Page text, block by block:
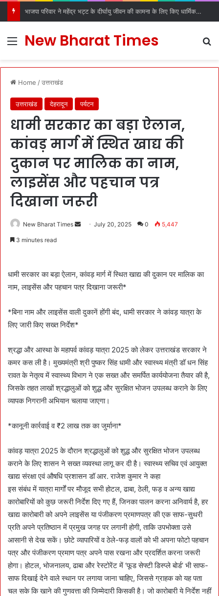
भाजपा परिवार ने महेंद्र भट्ट के दीर्घायु जीवन की कामना के लिए किए धार्मिक अनुष्ठान
Menu
New Bharat Times
Home /उत्तराखंड
उत्तराखंड देहरादून पर्यटन
धामी सरकार का बड़ा ऐलान,
कांवड़ मार्ग में स्थित खाद्य की
दुकान पर मालिक का नाम,
लाइसेंस और पहचान पत्र
दिखाना जरूरी
New Bharat Times
a
n
a
July 20, 2025 0 5,447
3 minutes read
धामी सरकार का बड़ा ऐलान, कांवड़ मार्ग में स्थित खाद्य की दुकान पर मालिक का
नाम, लाइसेंस और पहचान पत्र दिखाना जरूरी*
*बिना नाम और लाइसेंस वाली दुकानें होंगी बंद, धामी सरकार ने कांवड़ यात्रा के
लिए जारी किए सख्त निर्देश*
श्रद्धा और आस्था के महापर्व कांवड़ यात्रा 2025 को लेकर उत्तराखंड सरकार ने
कमर कस ली है। मुख्यमंत्री श्री पुष्कर सिंह धामी और स्वास्थ्य मंत्री डॉ धन सिंह
रावत के नेतृत्व में स्वास्थ्य विभाग ने एक सख्त और समर्पित कार्ययोजना तैयार की है,
जिसके तहत लाखों श्रद्धालुओं को शुद्ध और सुरक्षित भोजन उपलब्ध कराने के लिए
व्यापक निगरानी अभियान चलाया जाएगा।
*कानूनी कार्रवाई व ₹2 लाख तक का जुर्माना*
कांवड़ यात्रा 2025 के दौरान श्रद्धालुओं को शुद्ध और सुरक्षित भोजन उपलब्ध
कराने के लिए शासन ने सख्त व्यवस्था लागू कर दी है। स्वास्थ्य सचिव एवं आयुक्त
खाद्य संरक्षा एवं औषधि प्रशासन डॉ आर. राजेश कुमार ने कहा
इस संबंध में यात्रा मार्गों पर मौजूद सभी होटल, ढाबा, ठेली, फड़ व अन्य खाद्य
कारोबारियों को कुछ जरूरी निर्देश दिए गए हैं, जिनका पालन करना अनिवार्य है, हर
खाद्य कारोबारी को अपने लाइसेंस या पंजीकरण प्रमाणपत्र की एक साफ-सुथरी
प्रति अपने प्रतिष्ठान में प्रमुख जगह पर लगानी होगी, ताकि उपभोक्ता उसे
आसानी से देख सकें। छोटे व्यापारियों व ठेले-फड़ वालों को भी अपना फोटो पहचान
पत्र और पंजीकरण प्रमाण पत्र अपने पास रखना और प्रदर्शित करना जरूरी
होगा। होटल, भोजनालय, ढाबा और रेस्टोरेंट में ‘फूड सेफ्टी डिस्प्ले बोर्ड’ भी साफ-
साफ दिखाई देने वाले स्थान पर लगाया जाना चाहिए, जिससे ग्राहक को यह पता
चल सके कि खाने की गुणवत्ता की जिम्मेदारी किसकी है। जो कारोबारी ये निर्देश नहीं